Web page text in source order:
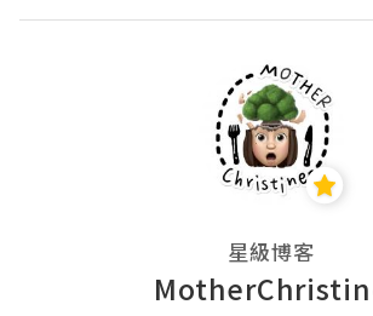
星級博客